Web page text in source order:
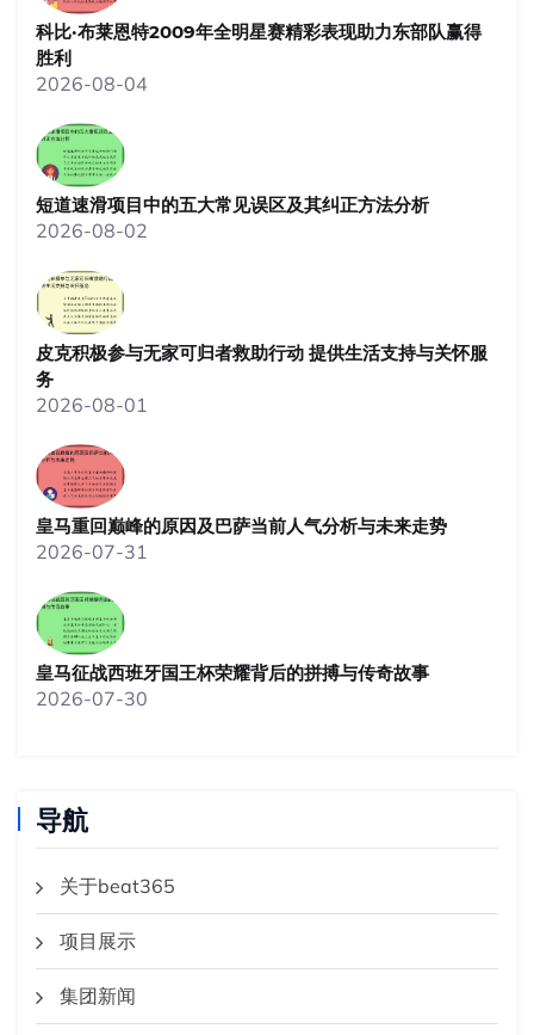
科比·布莱恩特2009年全明星赛精彩表现助力东部队赢得
胜利
2026-08-04
短道速滑项目中的五大常见误区及其纠正方法分析
2026-08-02
皮克积极参与无家可归者救助行动 提供生活支持与关怀服
务
2026-08-01
皇马重回巅峰的原因及巴萨当前人气分析与未来走势
2026-07-31
皇马征战西班牙国王杯荣耀背后的拼搏与传奇故事
2026-07-30
导航
关于beat365
项目展示
集团新闻